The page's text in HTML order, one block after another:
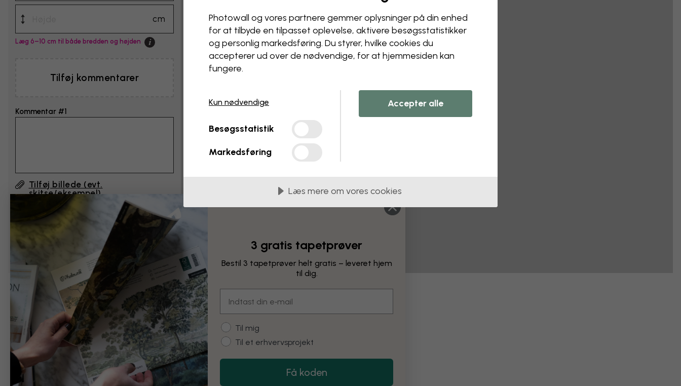
cm
Læg 6–10 cm til både bredden og højden
Tilføj kommentarer
Kommentar #1
Tilføj billede (evt.
skitse/eksempel)
Ved at klikke på ”Send”, accepterer jeg
Photowalls vilkår for
og bekræfter, at jeg har
Eksempel på ændringer
Sort og hvid
Vintage
3 gratis tapetprøver
Bestil 3 tapetprøver helt gratis – leveret hjem
til dig.
Customer type
Til mig
Til et erhvervsprojekt
Få koden
Photowall og vores partnere gemmer oplysninger på din enhed
for at tilbyde en tilpasset oplevelse, aktivere besøgs­statistikker
og personlig markedsføring. Du styrer, hvilke cookies du
accepterer ud over de nødvendige, for at hjemmesiden kan
fungere.
Kun nødvendige
Besøgsstatistik
Markedsføring
Accepter alle
Læs mere om vores cookies